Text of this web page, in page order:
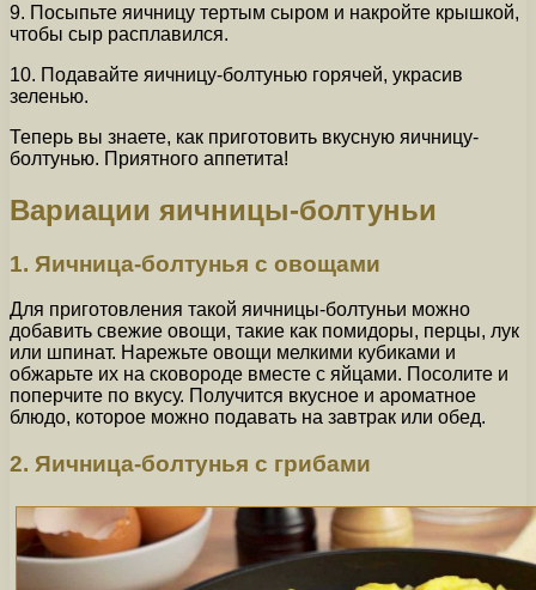
9. Посыпьте яичницу тертым сыром и накройте крышкой,
чтобы сыр расплавился.
10. Подавайте яичницу-болтунью горячей, украсив
зеленью.
Теперь вы знаете, как приготовить вкусную яичницу-
болтунью. Приятного аппетита!
Вариации яичницы-болтуньи
1. Яичница-болтунья с овощами
Для приготовления такой яичницы-болтуньи можно
добавить свежие овощи, такие как помидоры, перцы, лук
или шпинат. Нарежьте овощи мелкими кубиками и
обжарьте их на сковороде вместе с яйцами. Посолите и
поперчите по вкусу. Получится вкусное и ароматное
блюдо, которое можно подавать на завтрак или обед.
2. Яичница-болтунья с грибами